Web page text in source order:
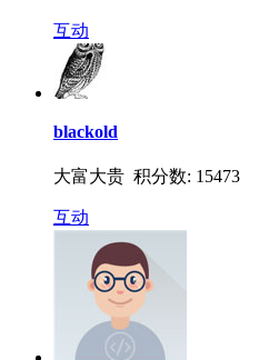
互动
blackold
大富大贵 积分数: 15473
互动